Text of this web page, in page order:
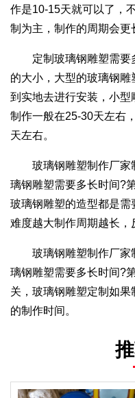
作是10-15天就可以了，
制为主，制作的周期会更
定制玻璃钢雕塑需要
的大小，大型的玻璃钢
到实地去进行安装，小
制作一般在25-30天左右
天左右。
玻璃钢雕塑制作厂家
璃钢雕塑需要多长时间?
玻璃钢雕塑的造型都是
难度越大制作周期越长，
玻璃钢雕塑制作厂家
璃钢雕塑需要多长时间?
关，玻璃钢雕塑定制如
的制作时间。